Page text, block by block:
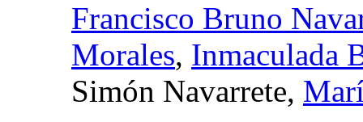
Francisco Bruno
Morales, Inmaculada
Simón Navarrete,